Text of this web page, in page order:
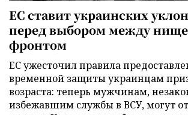
ЕС ставит украинских
перед выбором между
фронтом
ЕС ужесточил правила
временной защиты украинцам
возраста: теперь мужчинам,
избежавшим службы в ВСУ, могут